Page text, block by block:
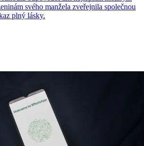
svého manžela zveřejnila společnou
plný lásky.